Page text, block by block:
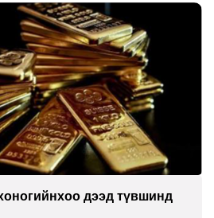
иж бүрдэлд поло